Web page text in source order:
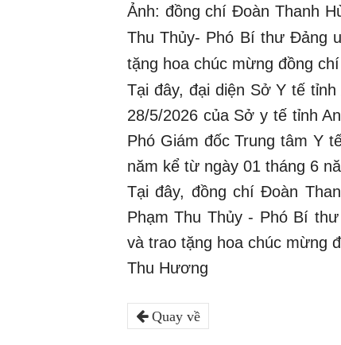
Ảnh: đồng chí Đoàn Thanh
Thu Thủy- Phó Bí thư Đảng
tặng hoa chúc mừng đồng
Tại đây, đại diện Sở Y tế
28/5/2026 của Sở y tế tỉnh
Phó Giám đốc Trung tâm Y
năm kể từ ngày 01 tháng 6
Tại đây, đồng chí Đoàn
Phạm Thu Thủy - Phó Bí
và trao tặng hoa chúc mừng
Thu Hương
Quay về